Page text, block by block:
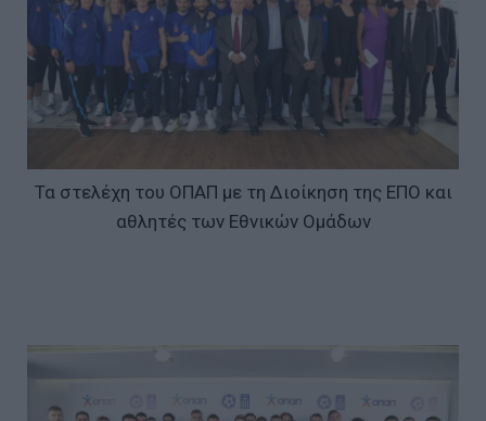
Τα στελέχη του ΟΠΑΠ με τη Διοίκηση της ΕΠΟ και
αθλητές των Εθνικών Ομάδων